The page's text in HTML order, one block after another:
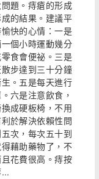
題。痔瘡的形成
的結果。建議平
快的心情：一是
個小時運動幾分
食會便祕。三是
步達到三十分鐘
。五是每天進行
六是注意飲食，
成硬板椅，不用
於解決依賴性問
次，每次五十到
藉助藥物了，不
花費很高。痔按